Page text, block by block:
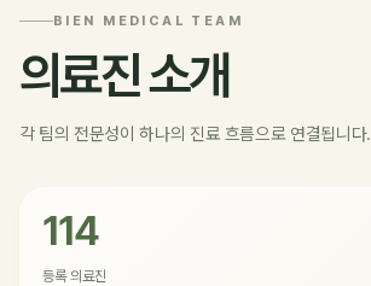
BIEN MEDICAL TEAM
의료진 소개
각 팀의 전문성이 하나의 진료 흐름으로 연결됩니다.
114
등록 의료진